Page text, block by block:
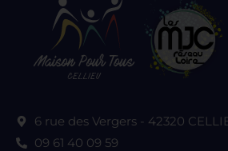
6 rue des Vergers - 42320
09 61 40 09 59